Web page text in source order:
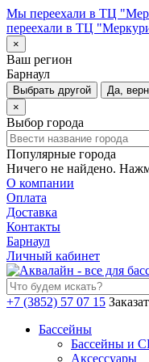
Мы переехали в ТЦ
переехали в ТЦ
×
Ваш регион
Барнаул
Выбрать другой
Да,
×
Выбор города
Популярные города
Ничего не найдено.
О компании
Оплата
Доставка
Контакты
Барнаул
Личный кабинет
+7 (3852) 57 07 15
Бассейны
Бассейны и
Аксессуары